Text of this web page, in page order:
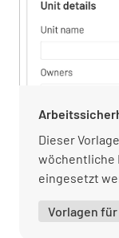
war für die
qualifiziert?
JA
Dieser
wöchentliche
eingesetzt
Vorlagen